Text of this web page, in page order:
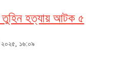
তুহিন হত্যায় আটক ৫
২০২৫, ১৬:০৯